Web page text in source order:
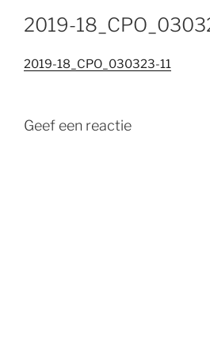
2019-
2019-18_CPO_030323-11
Geef een reactie